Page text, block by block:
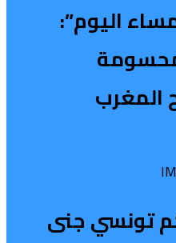
اليوم”:
المغرب
تونسي جنى